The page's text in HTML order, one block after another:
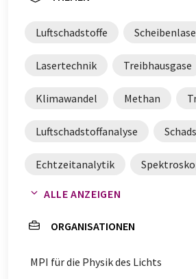
Luftschadstoffe
Lasertechnik Treibhausgase
Klimawandel Methan
Luftschadstoffanalyse
Echtzeitanalytik
Feldoskopie
Echtzeitüberwachung
ALLE ANZEIGEN
ORGANISATIONEN
MPI für die Physik des Lichts